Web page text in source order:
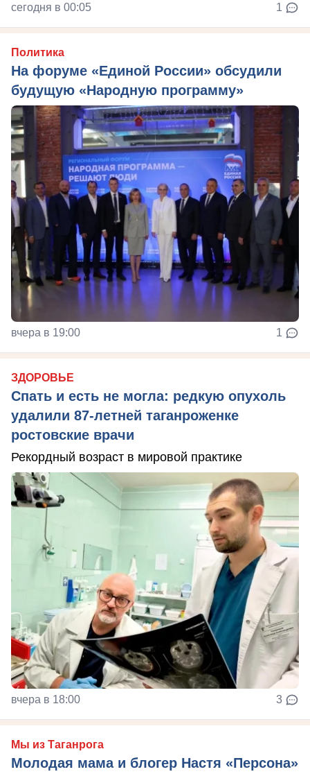
сегодня в 00:05 1
Политика
На форуме «Единой России» обсудили
будущую «Народную программу»
вчера в 19:00 1
ЗДОРОВЬЕ
Спать и есть не могла: редкую опухоль
удалили 87-летней таганроженке
ростовские врачи
Рекордный возраст в мировой практике
вчера в 18:00 3
Мы из Таганрога
Молодая мама и блогер Настя «Персона»